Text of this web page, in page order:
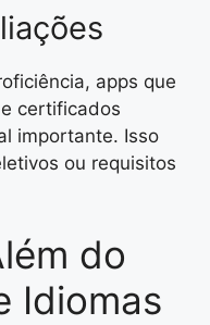
apps que
certificados
importante. Isso
ou requisitos
do
Idiomas